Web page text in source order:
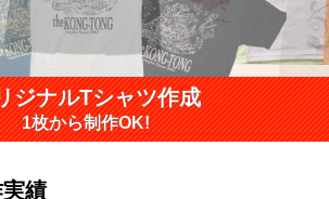
ジナルTシャツ作成
1枚から制作OK!
績